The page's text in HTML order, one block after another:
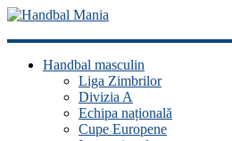
Handbal
ManiaHandbal masculin
Liga Zimbrilor
Divizia A
Echipa națională
Cupe Europene